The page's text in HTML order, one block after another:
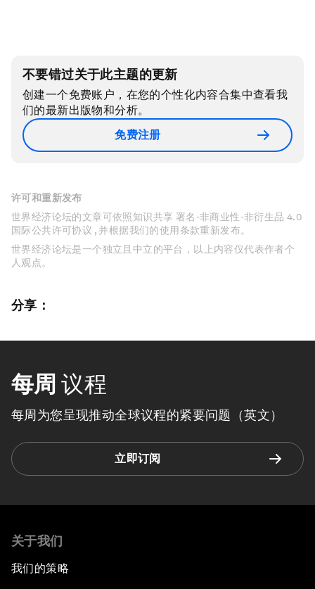
不要错过关于此主题的更新
创建一个免费账户，在您的个性化内容合集中查看我
们的最新出版物和分析。
免费注册
许可和重新发布
世界经济论坛的文章可依照知识共享 署名-非商业性-非衍生品 4.0
国际公共许可协议 , 并根据我们的使用条款重新发布。
世界经济论坛是一个独立且中立的平台，以上内容仅代表作者个
人观点。
分享：
每周 议程
每周为您呈现推动全球议程的紧要问题（英文）
立即订阅
关于我们
我们的策略